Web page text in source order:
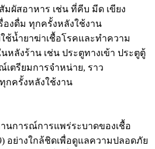
ผัสอาหาร เช่น ที่คีบ มีด เขียง
องดื่ม ทุกครั้งหลังใช้งาน
ช้น้ำยาฆ่าเชื้อโรคและทำความ
หลังร้าน เช่น ประตูทางเข้า ประตูตู้
เตรียมการจำหน่าย, ราว
กครั้งหลังใช้งาน
นการณ์การแพร่ระบาดของเชื้อ
อย่างใกล้ชิดเพื่อดูแลความปลอดภัย